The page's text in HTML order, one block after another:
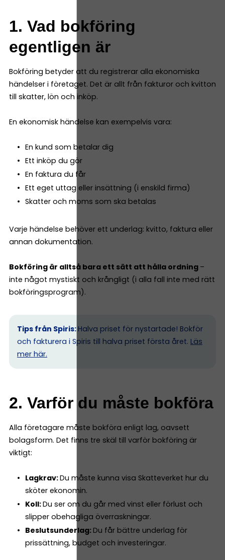
1. Vad bokföring
egentligen är
Bokföring betyder att du registrerar alla ekonomiska
händelser i företaget. Det är allt från fakturor och kvitton
till skatter, lön och inköp.
En ekonomisk händelse kan exempelvis vara:
En kund som betalar dig
Ett inköp du gör
En faktura du får
Ett eget uttag eller insättning (i enskild firma)
Skatter och moms som ska betalas
Varje händelse behöver ett underlag: kvitto, faktura eller
annan dokumentation.
Bokföring är alltså bara ett sätt att hålla ordning –
inte något mystiskt och krångligt (i alla fall inte med rätt
bokföringsprogram).
Tips från Spiris: Halva priset för nystartade! Bokför
och fakturera i Spiris till halva priset första året. Läs
mer här.
2. Varför du måste bokföra
Alla företagare måste bokföra enligt lag, oavsett
bolagsform. Det finns tre skäl till varför bokföring är
viktigt:
Lagkrav:Du måste kunna visa Skatteverket hur du
sköter ekonomin.
Koll:Du ser om du går med vinst eller förlust och
slipper obehagliga överraskningar.
Beslutsunderlag: Du får bättre underlag för
prissättning, budget och investeringar.